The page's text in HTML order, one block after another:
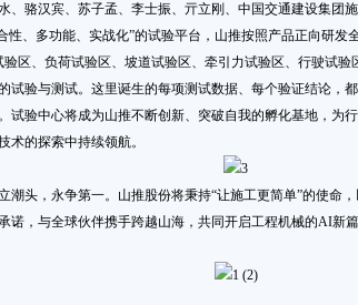
、骆汉宾、苏子孟、李士振、亓立刚、中国交通建设集团
性、多功能、实战化”的试验平台，山推按照产品正向研发
验区、负荷试验区、坡道试验区、牵引力试验区、行驶试
试验与测试。这里诞生的每项测试数据、每个验证结论，
试验中心将成为山推不断创新、突破自我的孵化基地，为
术的探索中持续领航。
潮头，永争第一。山推股份将秉持“让施工更简单”的使命
诺，与全球伙伴携手跨越山海，共同开启工程机械的AI新